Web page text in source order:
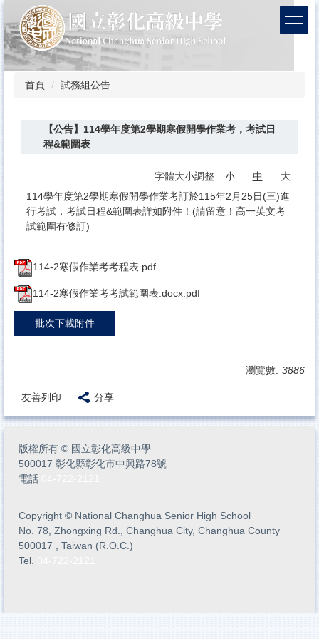
到
主
要
內
首頁 試務組公告
【公告】114學年度第2學期寒假開學作業考，考試日
程&範圍表
字體大小調整 小 中
大
114學年度第2學期寒假開學作業考訂於115年2月25日(三)進
行考試，考試日程&範圍表詳如附件！(請留意！高一英文考
試範圍有修訂)
114-2寒假作業考考程表.pdf
114-2寒假作業考考試範圍表.docx.pdf
批次下載附件
瀏覽數: 3886
友善列印 分享
版權所有 © 國立彰化高級中學
500017 彰化縣彰化市中興路78號
電話
Copyright © National Changhua Senior High School
No. 78, Zhongxing Rd., Changhua City, Changhua County
500017 , Taiwan (R.O.C.)
Tel.